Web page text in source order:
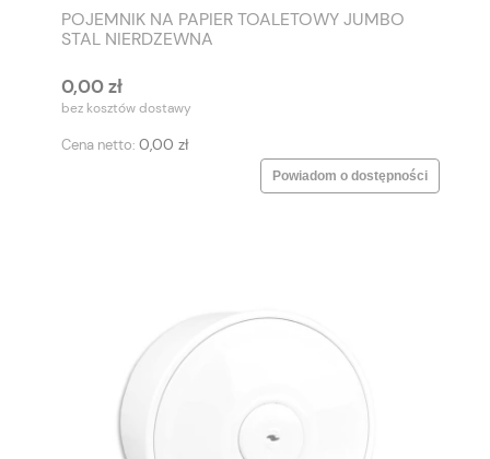
POJEMNIK NA PAPIER TOALETOWY JUMBO
STAL NIERDZEWNA
0,00 zł
bez kosztów dostawy
Cena netto: 0,00 zł
Powiadom o dostępności